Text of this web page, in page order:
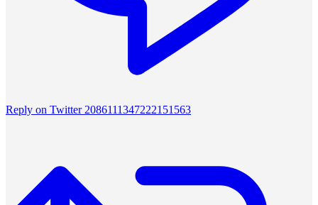
Reply on Twitter 2086111347222151563